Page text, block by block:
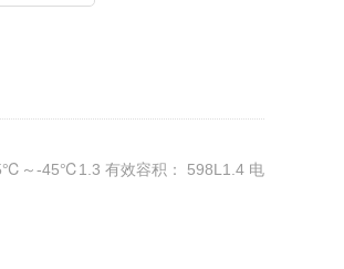
～-45℃1.3 有效容积： 598L1.4 电